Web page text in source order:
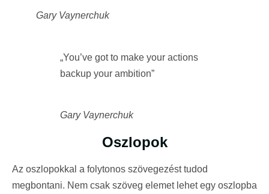
Gary Vaynerchuk
„You’ve got to make your actions
backup your ambition”
Gary Vaynerchuk
Oszlopok
Az oszlopokkal a folytonos szövegezést tudod
megbontani. Nem csak szöveg elemet lehet egy oszlopba